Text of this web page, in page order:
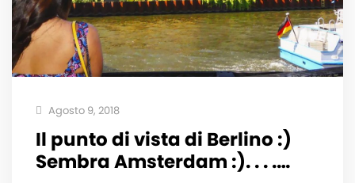
Agosto 9, 2018
Il punto di vista di Berlino :)
Sembra Amsterdam :). . . .…